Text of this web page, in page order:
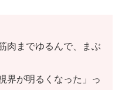
肉までゆるんで、まぶ
界が明るくなった」っ